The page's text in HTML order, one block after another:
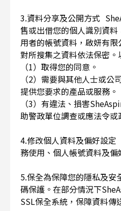
3.資料分享及公開方式
售或出借您的個人識別資
用者的帳號資料，啟妍有
對所搜集之資料依法保密。
（1）取得您的同意。
（2）需要與其他人士或公
提供您要求的產品或服務。
（3）有違法、損害
助警政單位調查或應法令或
4.修改個人資料及偏好設
務使用、個人帳號資料及偏
5.保全為保障您的隱私及
碼保護。在部分情況下
SSL保全系統，保障資料傳